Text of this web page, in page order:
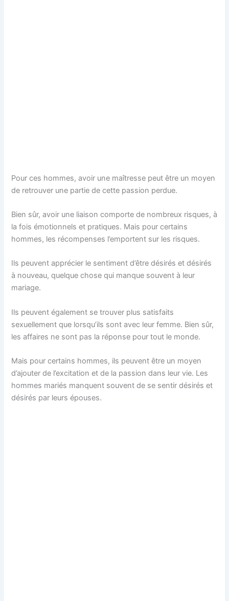
Pour ces hommes, avoir une maîtresse peut être un moyen
de retrouver une partie de cette passion perdue.
Bien sûr, avoir une liaison comporte de nombreux risques, à
la fois émotionnels et pratiques. Mais pour certains
hommes, les récompenses l’emportent sur les risques.
Ils peuvent apprécier le sentiment d’être désirés et désirés
à nouveau, quelque chose qui manque souvent à leur
mariage.
Ils peuvent également se trouver plus satisfaits
sexuellement que lorsqu’ils sont avec leur femme. Bien sûr,
les affaires ne sont pas la réponse pour tout le monde.
Mais pour certains hommes, ils peuvent être un moyen
d’ajouter de l’excitation et de la passion dans leur vie. Les
hommes mariés manquent souvent de se sentir désirés et
désirés par leurs épouses.